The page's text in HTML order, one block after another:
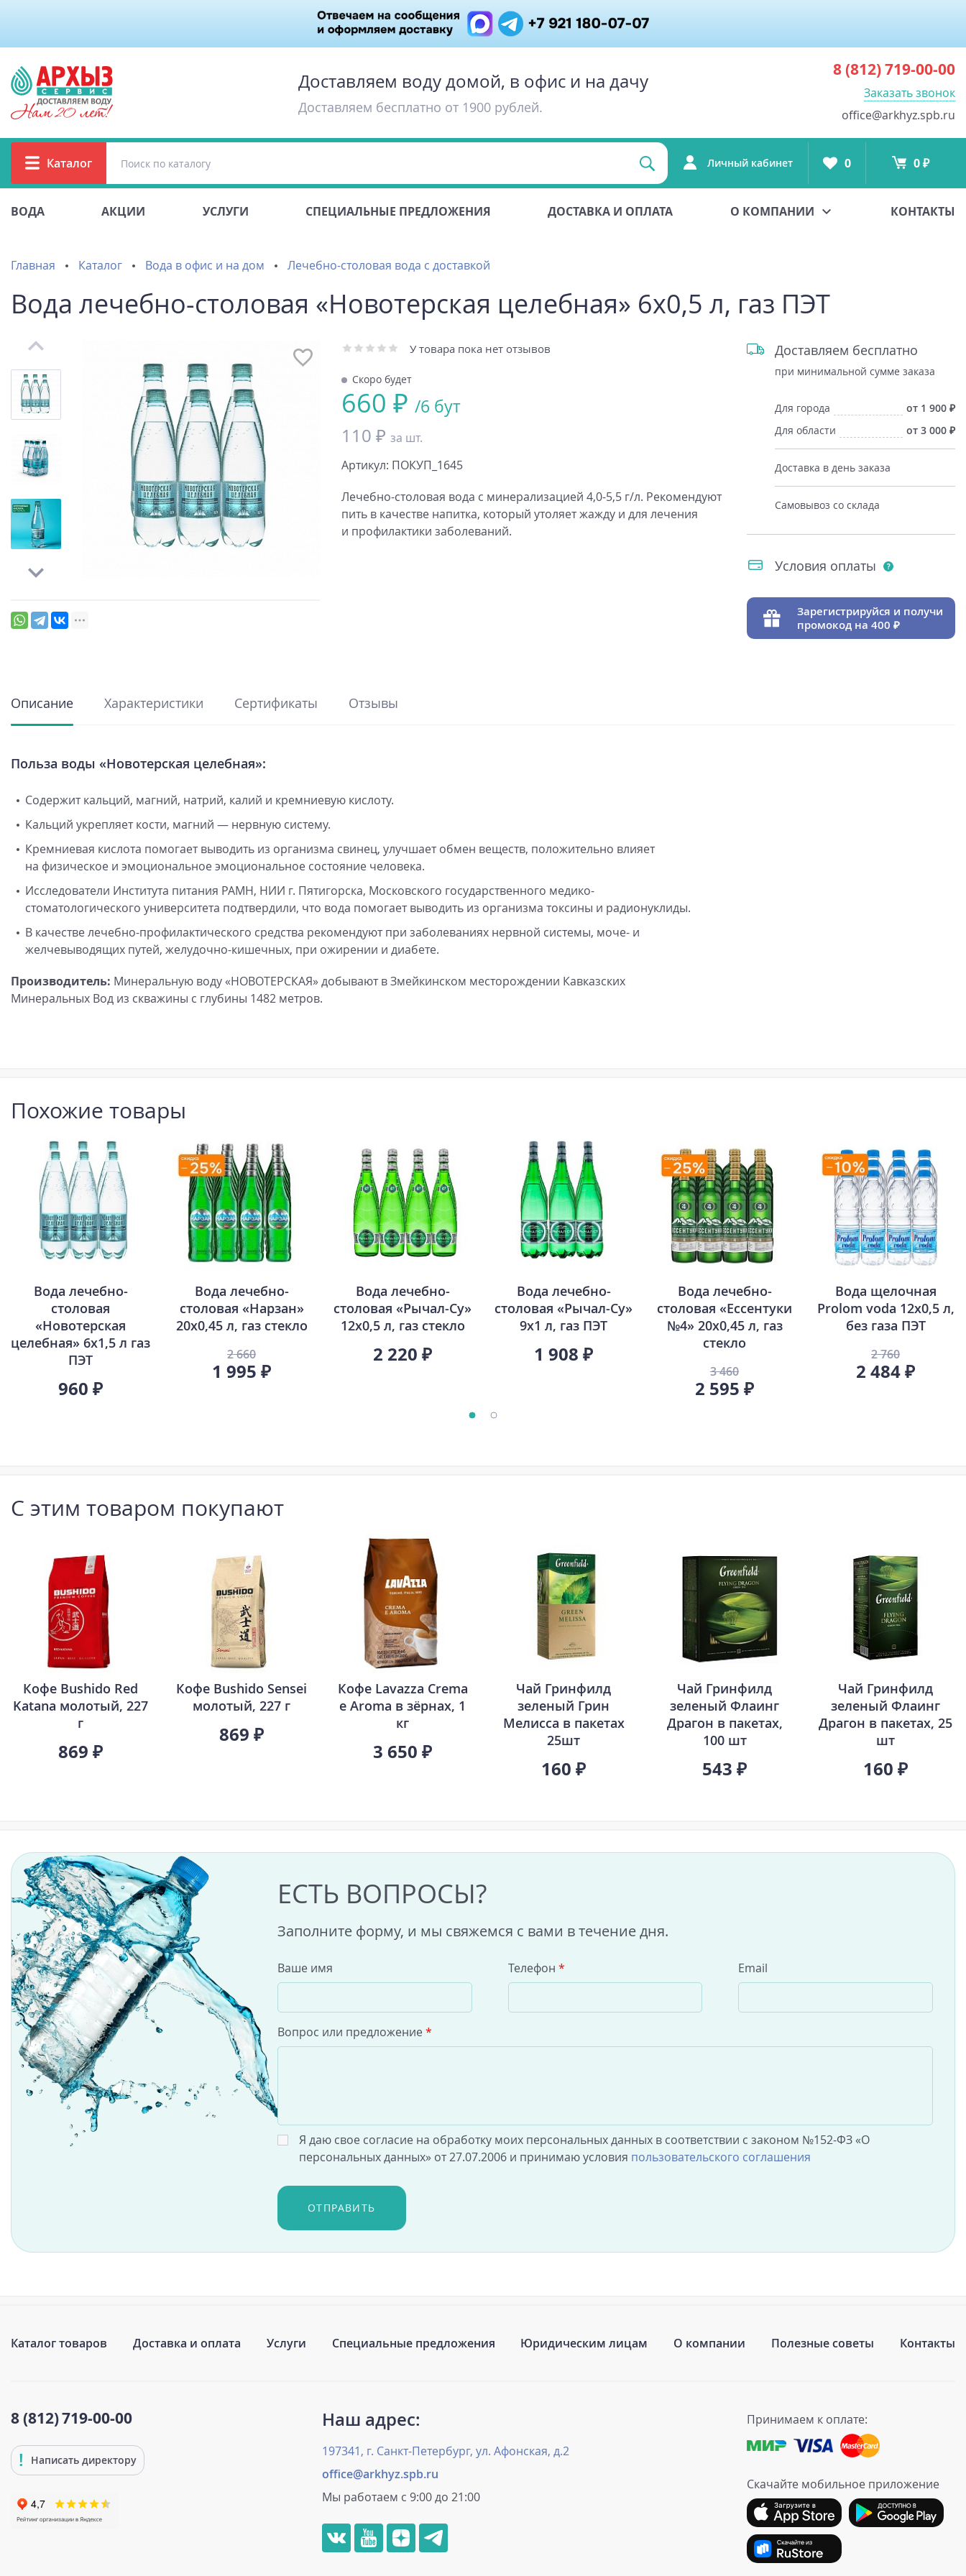
Доставляем воду домой, в офис и на дачу
Доставляем бесплатно от 1900 рублей.
8 (812)719-00-00
Заказать звонок
office@arkhyz.spb.ru
Каталог Личный кабинет 0 0 ₽
ВОДА АКЦИИ УСЛУГИ СПЕЦИАЛЬНЫЕ ПРЕДЛОЖЕНИЯ ДОСТАВКА И ОПЛАТА О КОМПАНИИ КОНТАКТЫ
Главная Каталог Вода в офис и на дом Лечебно-столовая вода с доставкой
Вода лечебно-столовая «Новотерская целебная» 6х0,5 л, газ ПЭТ
У товара пока нет отзывов
Скоро будет
660 ₽ /6 бут
110 ₽ за шт.
Артикул: ПОКУП_1645
Лечебно-столовая вода с минерализацией 4,0-5,5 г/л. Рекомендуют
пить в качестве напитка, который утоляет жажду и для лечения
и профилактики заболеваний.
Доставляем бесплатно
при минимальной сумме заказа
Для города
от 1 900
Для области
от 3 000
Доставка в день заказа
Самовывоз со склада
Условия оплаты
Зарегистрируйся и получи
промокод на 400
Описание Характеристики Сертификаты Отзывы
Польза воды «Новотерская целебная»:
Содержит кальций, магний, натрий, калий и кремниевую кислоту.
Кальций укрепляет кости, магний — нервную систему.
Кремниевая кислота помогает выводить из организма свинец, улучшает обмен веществ, положительно влияет
на физическое и эмоциональное эмоциональное состояние человека.
Исследователи Института питания РАМН, НИИ г. Пятигорска, Московского государственного медико-
стоматологического университета подтвердили, что вода помогает выводить из организма токсины и радионуклиды.
В качестве лечебно-профилактического средства рекомендуют при заболеваниях нервной системы, моче- и
желчевыводящих путей, желудочно-кишечных, при ожирении и диабете.
Производитель: Минеральную воду «НОВОТЕРСКАЯ» добывают в Змейкинском месторождении Кавказских
Минеральных Вод из скважины с глубины 1482 метров.
Похожие товары
Вода лечебно-
столовая
«Новотерская
целебная» 6х1,5 л газ
ПЭТ
960 ₽
Вода лечебно-
столовая «Нарзан»
20х0,45 л, газ стекло
2 660
1 995 ₽
Вода лечебно-
столовая «Рычал-Су»
12х0,5 л, газ стекло
2 220 ₽
Вода лечебно-
столовая «Рычал-Су»
9х1 л, газ ПЭТ
1 908 ₽
Вода лечебно-
столовая «Ессентуки
№4» 20х0,45 л, газ
стекло
3 460
2 595 ₽
Вода щелочная
Prolom voda 12х0,5 л,
без газа ПЭТ
2 760
2 484 ₽
С этим товаром покупают
Кофе Bushido Red
Katana молотый, 227
г
869 ₽
Кофе Bushido Sensei
молотый, 227 г
869 ₽
Кофе Lavazza Crema
e Aroma в зёрнах, 1
кг
3 650 ₽
Чай Гринфилд
зеленый Грин
Мелисса в пакетах
25шт
160 ₽
Чай Гринфилд
зеленый Флаинг
Драгон в пакетах,
100 шт
543 ₽
Чай Гринфилд
зеленый Флаинг
Драгон в пакетах, 25
шт
160 ₽
ЕСТЬ ВОПРОСЫ?
Заполните форму, и мы свяжемся с вами в течение дня.
Ваше имя Телефон * Email
Вопрос или предложение *
Я даю свое согласие на обработку моих персональных данных в соответствии с законом №152-ФЗ «О
персональных данных» от 27.07.2006 и принимаю условия пользовательского соглашения
ОТПРАВИТЬ
Каталог товаров Доставка и оплата Услуги Специальные предложения Юридическим лицам О компании Полезные советы Контакты
8 (812)719-00-00
Написать директору
Наш адрес:
197341, г. Санкт-Петербург, ул. Афонская, д.2
office@arkhyz.spb.ru
Мы работаем с 9:00 до 21:00
Принимаем к оплате:
Скачайте мобильное приложение